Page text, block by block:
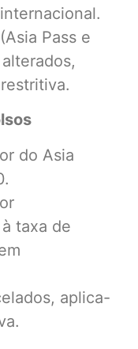
Pass e
do Asia
taxa de
aplica-